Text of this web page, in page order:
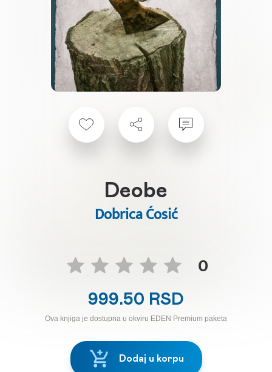
Deobe
Dobrica Ćosić
0
999.50 RSD
Ova knjiga je dostupna u okviru EDEN Premium paketa
Dodaj u korpu